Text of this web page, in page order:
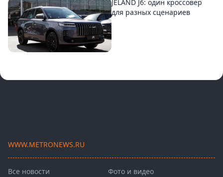
JELAND J6: один кроссовер
для разных сценариев
WWW.METRONEWS.RU
Все новости
Фото и видео